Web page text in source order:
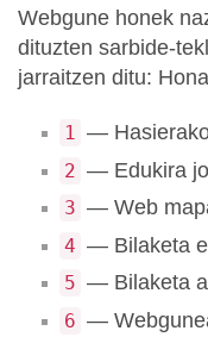
Webgune honek
dituzten sarbide-
jarraitzen ditu:
1 —
2 — Edukira
3 — Web
4 — Bilaketa
5 — Bilaketa
6 —